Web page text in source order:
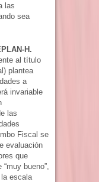
las
sea
H.
al título
plantea
a
invariable
las
Fiscal se
evaluación
que
bueno”,
escala